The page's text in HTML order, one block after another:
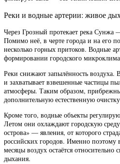
Реки и водные артерии: живое
Через Грозный протекает река Сунжа
Помимо неё, в черте города и на его
несколько горных притоков. Водные
формировании городского
Реки снижают запылённость воздуха.
и захватывает взвешенные частицы
атмосферы. Таким образом,
дополнительную естественную
Кроме того, водные объекты
Летом они охлаждают городскую
острова» — явления, от которого
российских городов. Именно поэтому
месяцы воздух остаётся
дыхания.